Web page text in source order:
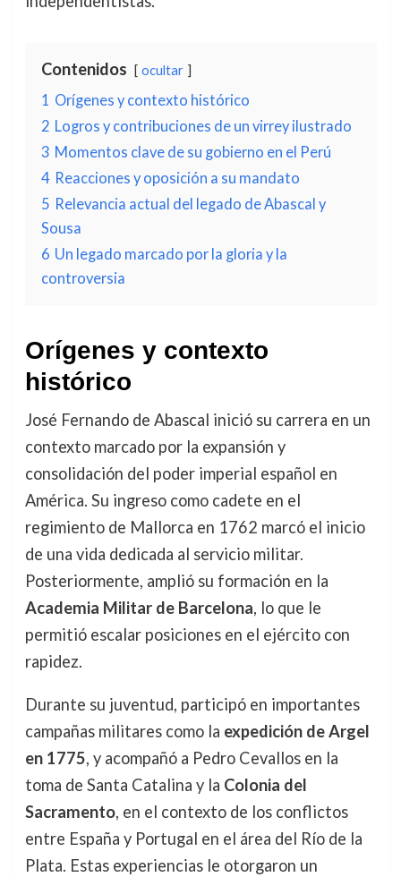
Contenidos ocultar
1 Orígenes y contexto histórico
2 Logros y contribuciones de un virrey ilustrado
3 Momentos clave de su gobierno en el Perú
4 Reacciones y oposición a su mandato
5 Relevancia actual del legado de Abascal y
Sousa
6 Un legado marcado por la gloria y la
controversia
Orígenes y contexto
histórico
José Fernando de Abascal inició su carrera en un
contexto marcado por la expansión y
consolidación del poder imperial español en
América. Su ingreso como cadete en el
regimiento de Mallorca en 1762 marcó el inicio
de una vida dedicada al servicio militar.
Posteriormente, amplió su formación en la
Academia Militar de Barcelona, lo que le
permitió escalar posiciones en el ejército con
rapidez.
Durante su juventud, participó en importantes
campañas militares como la expedición de Argel
en 1775, y acompañó a Pedro Cevallos en la
toma de Santa Catalina y la Colonia del
Sacramento, en el contexto de los conflictos
entre España y Portugal en el área del Río de la
Plata. Estas experiencias le otorgaron un